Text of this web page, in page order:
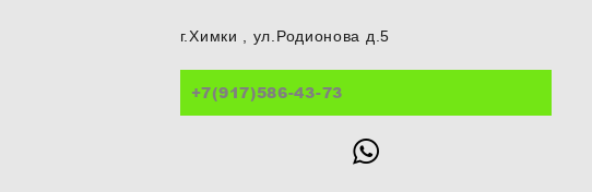
г.Химки , ул.Родионова д.5
+7(917)586-43-73